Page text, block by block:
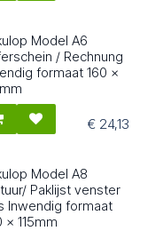
Model A6
/ Rechnung
formaat 160 x
€ 24,13
Model A8
Paklijst venster
Inwendig formaat
x 115mm